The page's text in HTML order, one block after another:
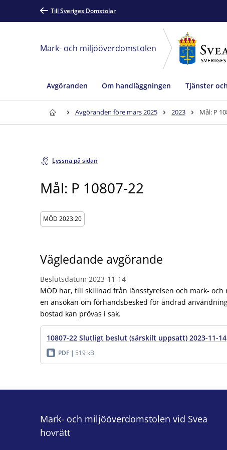
Till Sveriges Domstolar
Mark- och miljööverdomstolen
Avgöranden Om handläggningen Tjänster
Avgöranden före mars 2025 2023 Mål: P
Lyssna på sidan
Mål: P 10807-22
MÖD 2023:20
Vägledande avgörande
Beslutsdatum 2023-11-14
MÖD har, till skillnad från länsstyrelsen och mark-
en ansökan om förhandsbesked för ändrad
bostad kan prövas i sak.
10807-22 Slutligt beslut (särskilt uppsatt) 2023-11-14
PDF 519 kB
Mark- och miljööverdomstolen vid Svea
hovrätt